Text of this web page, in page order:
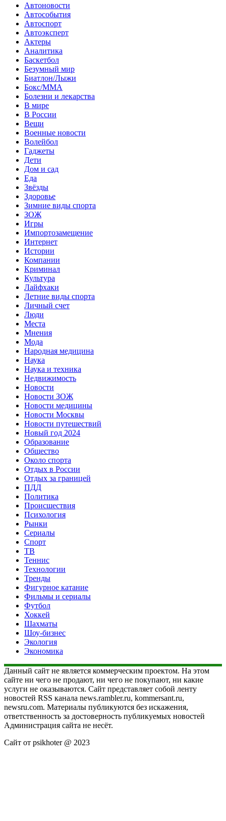
Автоновости
Автособытия
Автоспорт
Автоэксперт
Актеры
Аналитика
Баскетбол
Безумный мир
Биатлон/Лыжи
Бокс/MMA
Болезни и лекарства
В мире
В России
Вещи
Военные новости
Волейбол
Гаджеты
Дети
Дом и сад
Еда
Звёзды
Здоровье
Зимние виды спорта
ЗОЖ
Игры
Импортозамещение
Интернет
Истории
Компании
Криминал
Культура
Лайфхаки
Летние виды спорта
Личный счет
Люди
Места
Мнения
Мода
Народная медицина
Наука
Наука и техника
Недвижимость
Новости
Новости ЗОЖ
Новости медицины
Новости Москвы
Новости путешествий
Новый год 2024
Образование
Общество
Около спорта
Отдых в России
Отдых за границей
ПДД
Политика
Происшествия
Психология
Рынки
Сериалы
Спорт
ТВ
Теннис
Технологии
Тренды
Фигурное катание
Фильмы и сериалы
Футбол
Хоккей
Шахматы
Шоу-бизнес
Экология
Экономика
Данный сайт не является коммерческим проектом. На этом
сайте ни чего не продают, ни чего не покупают, ни какие
услуги не оказываются. Сайт представляет собой ленту
новостей RSS канала news.rambler.ru, kommersant.ru,
newsru.com. Материалы публикуются без искажения,
ответственность за достоверность публикуемых новостей
Администрация сайта не несёт.
Сайт от psikhoter @ 2023